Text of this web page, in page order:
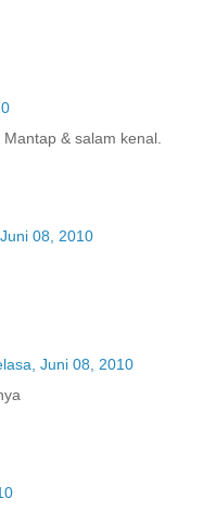
& salam kenal.
08, 2010
Juni 08, 2010